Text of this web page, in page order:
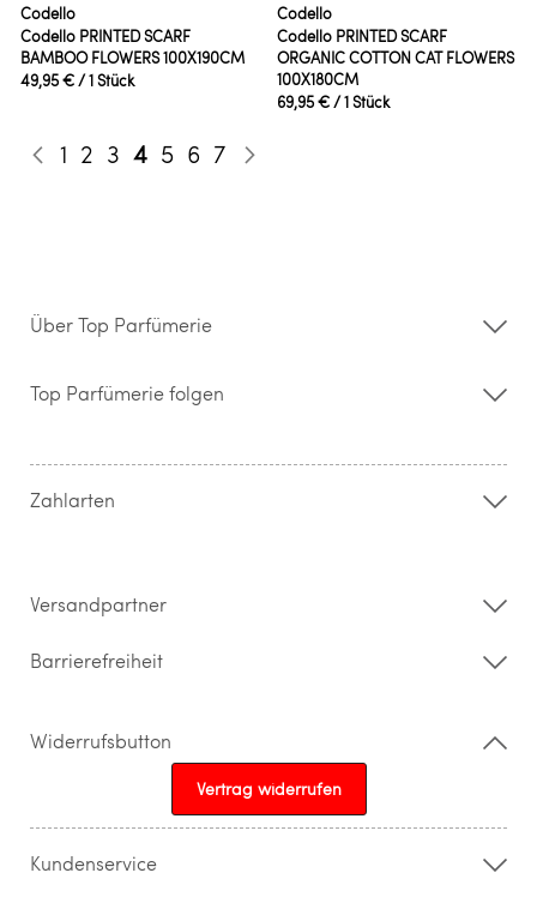
Codello
Codello PRINTED SCARF
BAMBOO FLOWERS 100X190CM
49,95 €/ 1 Stück
Codello
Codello PRINTED SCARF
ORGANIC COTTON CAT FLOWERS
100X180CM
69,95 €/ 1 Stück
Seite Seite
Zurück
Seite
1 Seite
2 Seite
3 Sie lesen gerade die Seite
4 Seite
5 Seite
6 Seite
7
Über Top Parfümerie
Storefinder
Kontakt
Widerrufsrecht & Rückgabebedingungen
Top Parfümerie folgen
Zahlarten
Versandpartner
Barrierefreiheit
Widerrufsbutton
Vertrag widerrufen
Kundenservice